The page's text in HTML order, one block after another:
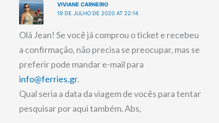
VIVIANE CARNEIRO
19 DE JULHO DE 2020 AT 22:14
Olá Jean! Se você já comprou o ticket e recebeu
a confirmação, não precisa se preocupar, mas se
preferir pode mandar e-mail para
info@ferries.gr.
Qual seria a data da viagem de vocês para tentar
pesquisar por aqui também. Abs,